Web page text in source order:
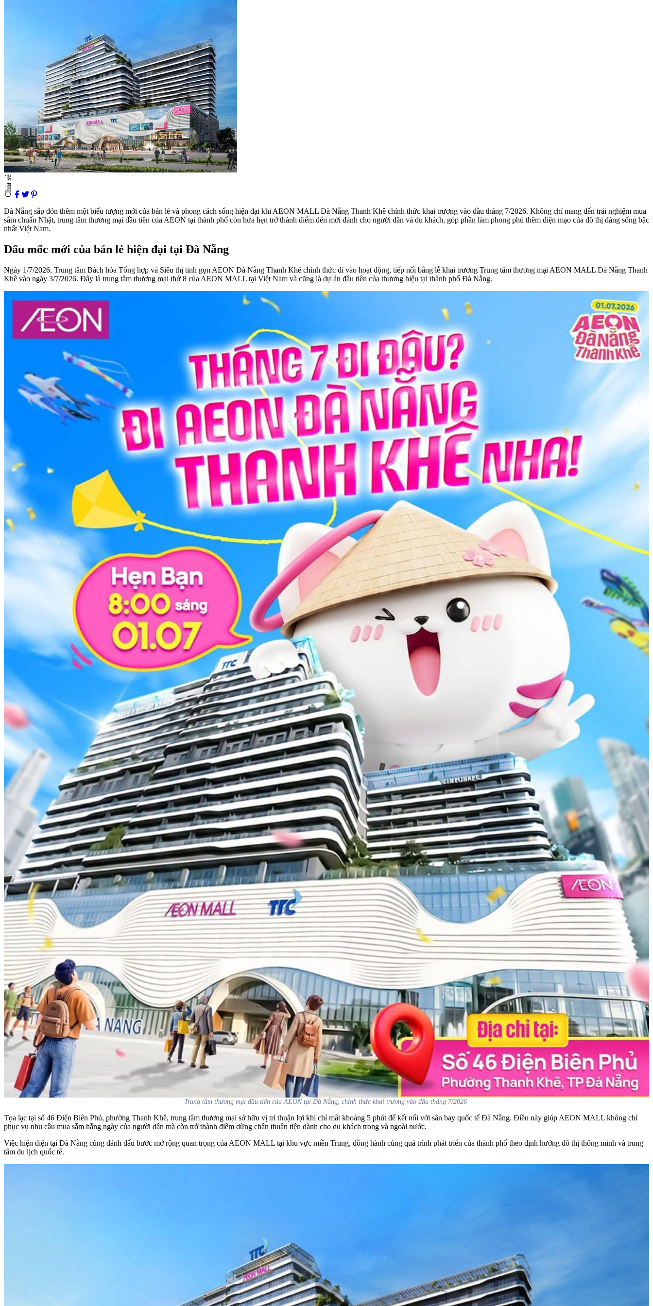
Chia sẻ
Đà Nẵng sắp đón thêm một biểu tượng mới của bán lẻ và phong cách sống hiện đại khi AEON MALL Đà Nẵng Thanh Khê chính thức khai trương vào đầu tháng 7/2026. Không chỉ mang đến trải nghiệm mua
sắm chuẩn Nhật, trung tâm thương mại đầu tiên của AEON tại thành phố còn hứa hẹn trở thành điểm đến mới dành cho người dân và du khách, góp phần làm phong phú thêm diện mạo của đô thị đáng sống bậc
nhất Việt Nam.
Dấu mốc mới của bán lẻ hiện đại tại Đà Nẵng
Ngày 1/7/2026, Trung tâm Bách hóa Tổng hợp và Siêu thị tinh gọn AEON Đà Nẵng Thanh Khê chính thức đi vào hoạt động, tiếp nối bằng lễ khai trương Trung tâm thương mại AEON MALL Đà Nẵng Thanh
Khê vào ngày 3/7/2026. Đây là trung tâm thương mại thứ 8 của AEON MALL tại Việt Nam và cũng là dự án đầu tiên của thương hiệu tại thành phố Đà Nẵng.
Trung tâm thương mại đầu tiên của AEON tại Đà Nẵng, chính thức khai trương vào đầu tháng 7/2026
Tọa lạc tại số 46 Điện Biên Phủ, phường Thanh Khê, trung tâm thương mại sở hữu vị trí thuận lợi khi chỉ mất khoảng 5 phút để kết nối với sân bay quốc tế Đà Nẵng. Điều này giúp AEON MALL không chỉ
phục vụ nhu cầu mua sắm hằng ngày của người dân mà còn trở thành điểm dừng chân thuận tiện dành cho du khách trong và ngoài nước.
Việc hiện diện tại Đà Nẵng cũng đánh dấu bước mở rộng quan trọng của AEON MALL tại khu vực miền Trung, đồng hành cùng quá trình phát triển của thành phố theo định hướng đô thị thông minh và trung
tâm du lịch quốc tế.